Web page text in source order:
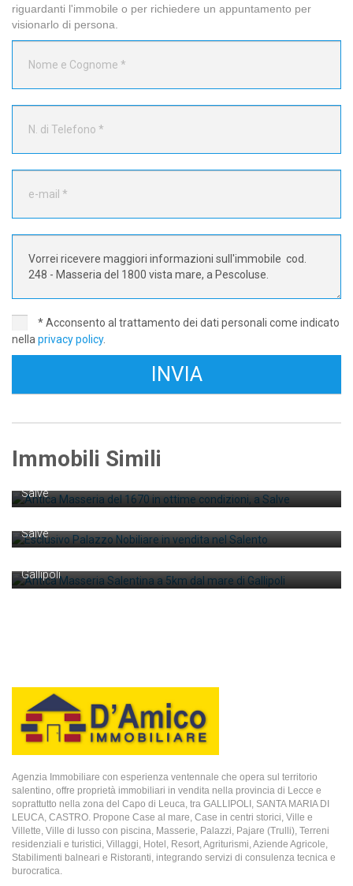
riguardanti l'immobile o per richiedere un appuntamento per
visionarlo di persona.
* Acconsento al trattamento dei dati personali come indicato
nella privacy policy.
Immobili Simili
Antica Masseria del 1670 in ottime condizioni, a
Salve
trattative riservate
Salve
Antica Masseria Salentina a 5km dal mare di
Gallipoli
Agenzia Immobiliare con esperienza ventennale che opera sul territorio
salentino, offre proprietà immobiliari in vendita nella provincia di Lecce e
soprattutto nella zona del Capo di Leuca, tra GALLIPOLI, SANTA MARIA DI
LEUCA, CASTRO. Propone Case al mare, Case in centri storici, Ville e
Villette, Ville di lusso con piscina, Masserie, Palazzi, Pajare (Trulli), Terreni
residenziali e turistici, Villaggi, Hotel, Resort, Agriturismi, Aziende Agricole,
Stabilimenti balneari e Ristoranti, integrando servizi di consulenza tecnica e
burocratica.